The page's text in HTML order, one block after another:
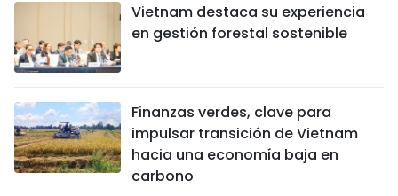
Vietnam destaca su experiencia
en gestión forestal sostenible
Finanzas verdes, clave para
impulsar transición de Vietnam
hacia una economía baja en
carbono